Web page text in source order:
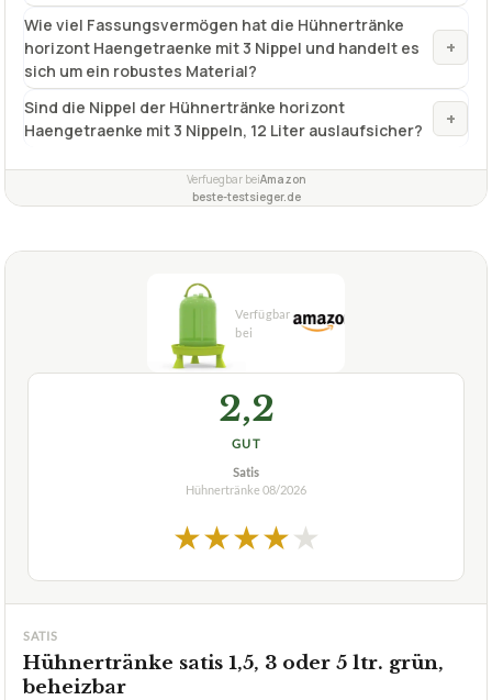
Wie viel Fassungsvermögen hat die Hühnertränke
horizont Haengetraenke mit 3 Nippel und handelt es
sich um ein robustes Material?
+
Sind die Nippel der Hühnertränke horizont
Haengetraenke mit 3 Nippeln, 12 Liter auslaufsicher?
+
Verfuegbar beiAmazon
beste-testsieger.de
2,2
GUT
Satis
Hühnertränke 08/2026
★★★★★
SATIS
Hühnertränke satis 1,5, 3 oder 5 ltr. grün,
beheizbar